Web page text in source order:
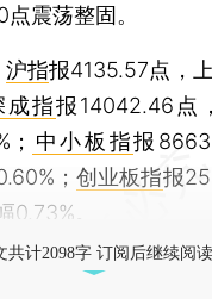
震荡整固。
沪指报4135.57点，
成指报14042.46点
中小板指报
； 创业板指报
0.73%。
共计2098字 订阅后继续阅读